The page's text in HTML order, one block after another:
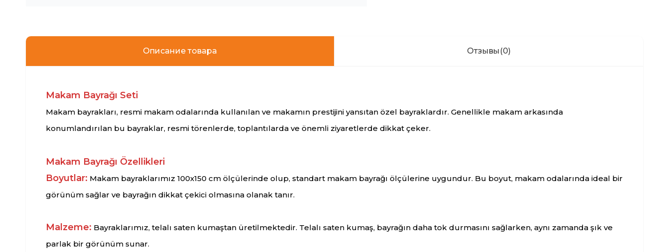
Описание товара Отзывы (0)
Makam Bayrağı Seti
Makam bayrakları, resmi makam odalarında kullanılan ve makamın prestijini yansıtan özel bayraklardır. Genellikle makam arkasında
konumlandırılan bu bayraklar, resmi törenlerde, toplantılarda ve önemli ziyaretlerde dikkat çeker.
Makam Bayrağı Özellikleri
Boyutlar: Makam bayraklarımız 100x150 cm ölçülerinde olup, standart makam bayrağı ölçülerine uygundur. Bu boyut, makam odalarında ideal bir
görünüm sağlar ve bayrağın dikkat çekici olmasına olanak tanır.
Malzeme: Bayraklarımız, telalı saten kumaştan üretilmektedir. Telalı saten kumaş, bayrağın daha tok durmasını sağlarken, aynı zamanda şık ve
parlak bir görünüm sunar.